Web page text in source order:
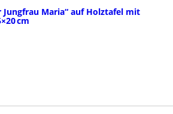
Jungfrau Maria“ auf Holztafel mit
cm